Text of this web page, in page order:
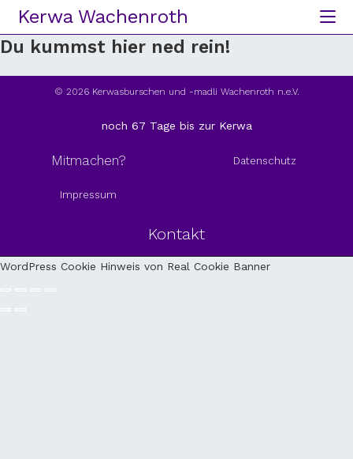
Kerwa Wachenroth
Du kummst hier ned rein!
© 2026 Kerwasburschen und -madli Wachenroth n.e.V.
noch 67 Tage bis zur Kerwa
Mitmachen? Datenschutz
Impressum
Kontakt
WordPress Cookie Hinweis von Real Cookie Banner